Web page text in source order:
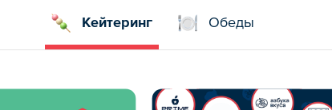
Кейтеринг Обеды